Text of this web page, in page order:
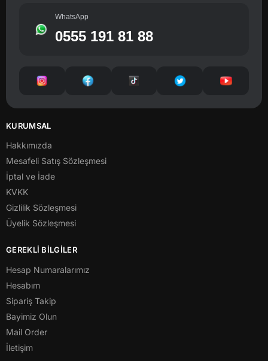
WhatsApp
0555 191 81 88
KURUMSAL
Hakkımızda
Mesafeli Satış Sözleşmesi
İptal ve İade
KVKK
Gizlilik Sözleşmesi
Üyelik Sözleşmesi
GEREKLİ BİLGİLER
Hesap Numaralarımız
Hesabım
Sipariş Takip
Bayimiz Olun
Mail Order
İletişim